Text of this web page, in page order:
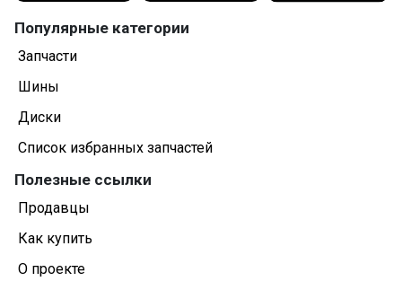
Популярные категории
Запчасти
Шины
Диски
Список избранных запчастей
Полезные ссылки
Продавцы
Как купить
О проекте